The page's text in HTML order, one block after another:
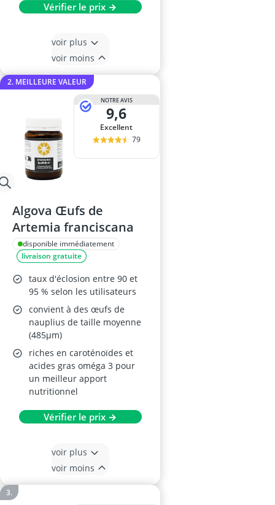
Vérifier le prix →
voir plus
voir moins
2. MEILLEURE VALEUR
NOTRE AVIS
9,6
Excellent
79
Algova Œufs de
Artemia franciscana
disponible immédiatement
livraison gratuite
taux d'éclosion entre 90 et
95 % selon les utilisateurs
convient à des œufs de
nauplius de taille moyenne
(485µm)
riches en caroténoïdes et
acides gras oméga 3 pour
un meilleur apport
nutritionnel
Vérifier le prix →
voir plus
voir moins